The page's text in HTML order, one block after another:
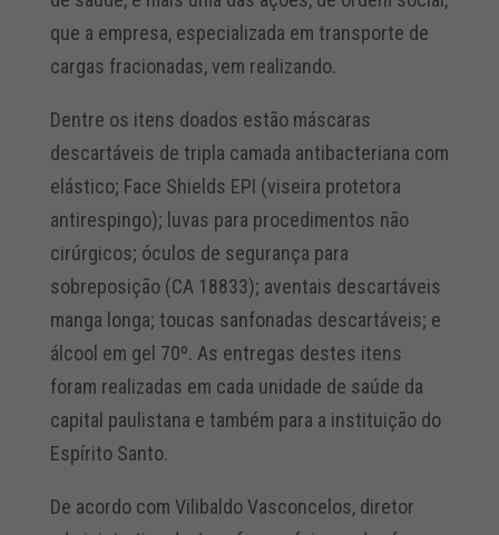
que a empresa, especializada em transporte de
cargas fracionadas, vem realizando.
Dentre os itens doados estão máscaras
descartáveis de tripla camada antibacteriana com
elástico; Face Shields EPI (viseira protetora
antirespingo); luvas para procedimentos não
cirúrgicos; óculos de segurança para
sobreposição (CA 18833); aventais descartáveis
manga longa; toucas sanfonadas descartáveis; e
álcool em gel 70º. As entregas destes itens
foram realizadas em cada unidade de saúde da
capital paulistana e também para a instituição do
Espírito Santo.
De acordo com Vilibaldo Vasconcelos, diretor